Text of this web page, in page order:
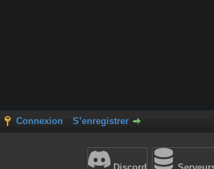
Connexion S’enregistrer